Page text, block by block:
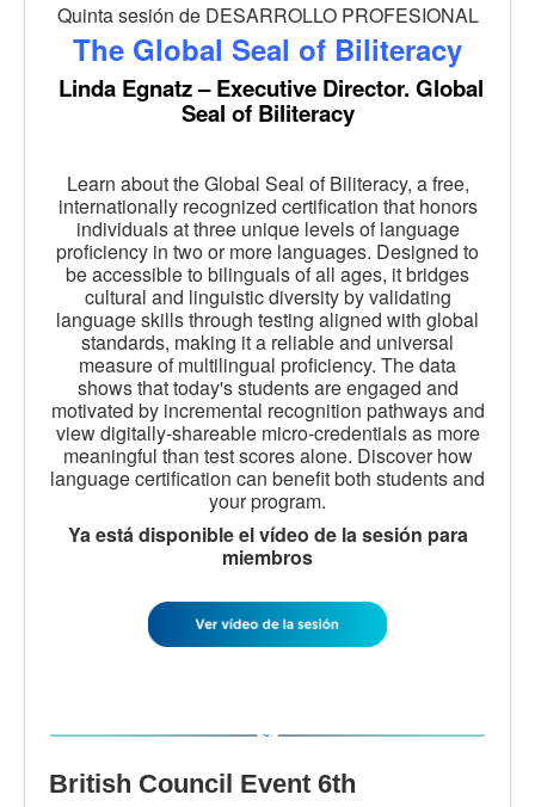
Quinta sesión de DESARROLLO PROFESIONAL
The Global Seal of Biliteracy
Linda Egnatz – Executive Director. Global
Seal of Biliteracy
Learn about the Global Seal of Biliteracy, a free,
internationally recognized certification that honors
individuals at three unique levels of language
proficiency in two or more languages. Designed to
be accessible to bilinguals of all ages, it bridges
cultural and linguistic diversity by validating
language skills through testing aligned with global
standards, making it a reliable and universal
measure of multilingual proficiency. The data
shows that today's students are engaged and
motivated by incremental recognition pathways and
view digitally-shareable micro-credentials as more
meaningful than test scores alone. Discover how
language certification can benefit both students and
your program.
Ya está disponible el vídeo de la sesión para
miembros
British Council Event 6th